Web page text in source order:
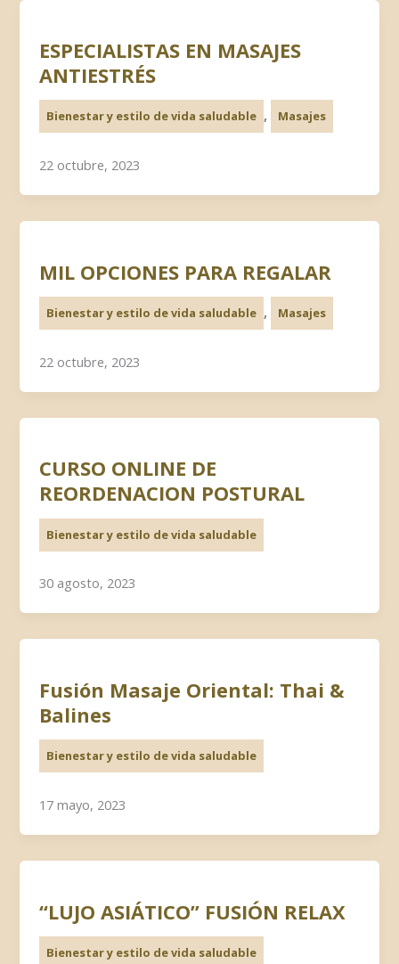
ESPECIALISTAS EN MASAJES
ANTIESTRÉS
Bienestar y estilo de vida saludable , Masajes
22 octubre, 2023
MIL OPCIONES PARA REGALAR
Bienestar y estilo de vida saludable , Masajes
22 octubre, 2023
CURSO ONLINE DE
REORDENACION POSTURAL
Bienestar y estilo de vida saludable
30 agosto, 2023
Fusión Masaje Oriental: Thai &
Balines
Bienestar y estilo de vida saludable
17 mayo, 2023
“LUJO ASIÁTICO” FUSIÓN RELAX
Bienestar y estilo de vida saludable